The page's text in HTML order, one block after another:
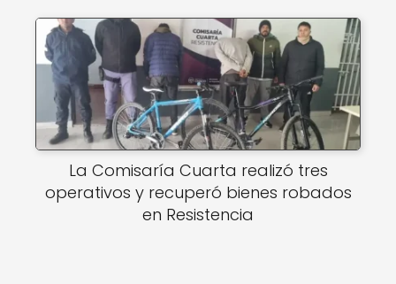
La Comisaría Cuarta realizó tres
operativos y recuperó bienes robados
en Resistencia